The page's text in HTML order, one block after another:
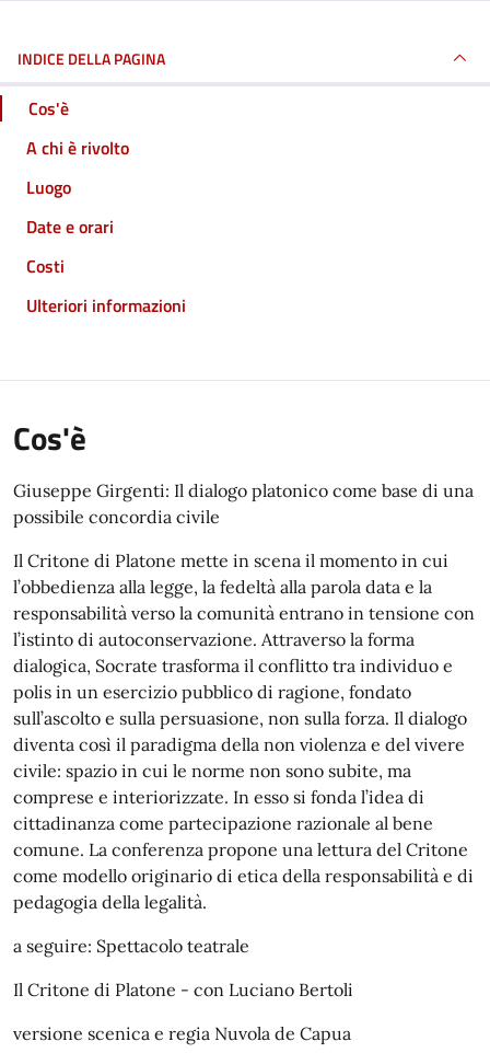
INDICE DELLA PAGINA
Cos'è
A chi è rivolto
Luogo
Date e orari
Costi
Ulteriori informazioni
Cos'è
Giuseppe Girgenti: Il dialogo platonico come base di una
possibile concordia civile
Il Critone di Platone mette in scena il momento in cui
l’obbedienza alla legge, la fedeltà alla parola data e la
responsabilità verso la comunità entrano in tensione con
l’istinto di autoconservazione. Attraverso la forma
dialogica, Socrate trasforma il conflitto tra individuo e
polis in un esercizio pubblico di ragione, fondato
sull’ascolto e sulla persuasione, non sulla forza. Il dialogo
diventa così il paradigma della non violenza e del vivere
civile: spazio in cui le norme non sono subite, ma
comprese e interiorizzate. In esso si fonda l’idea di
cittadinanza come partecipazione razionale al bene
comune. La conferenza propone una lettura del Critone
come modello originario di etica della responsabilità e di
pedagogia della legalità.
a seguire: Spettacolo teatrale
Il Critone di Platone - con Luciano Bertoli
versione scenica e regia Nuvola de Capua